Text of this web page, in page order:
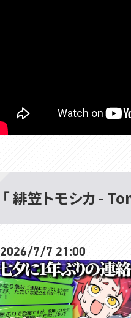
「 緋笠トモシカ -
2026/7/7 21:00